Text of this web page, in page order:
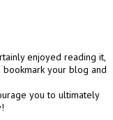
enjoyed reading it,
bookmark your blog and
you to ultimately